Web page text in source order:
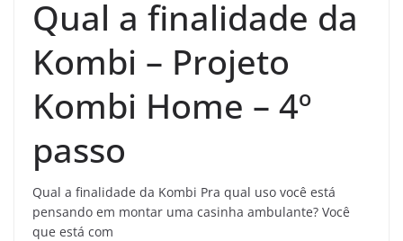
Qual a finalidade da
Kombi – Projeto
Kombi Home – 4º
passo
Qual a finalidade da Kombi Pra qual uso você está
pensando em montar uma casinha ambulante? Você
que está com